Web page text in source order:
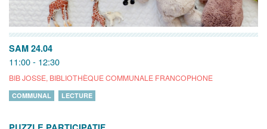
SAM 24.04
11:00 - 12:30
BIB JOSSE, BIBLIOTHÈQUE COMMUNALE FRANCOPHONE
COMMUNAL LECTURE